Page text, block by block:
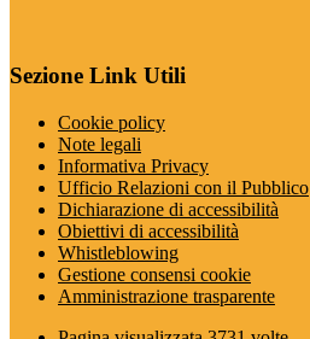
Sezione Link Utili
Cookie policy
Note legali
Informativa Privacy
Ufficio Relazioni con il Pubblico
Dichiarazione di accessibilità
Obiettivi di accessibilità
Whistleblowing
Gestione consensi cookie
Amministrazione trasparente